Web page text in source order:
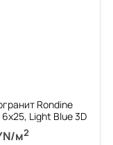
Rondine
6х25, Light Blue 3D
9,5 мм
м2